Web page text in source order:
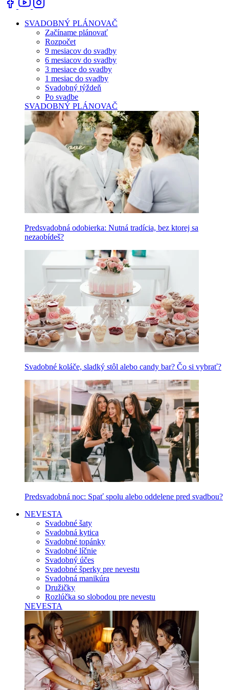
SVADOBNÝ PLÁNOVAČ
Začíname plánovať
Rozpočet
9 mesiacov do svadby
6 mesiacov do svadby
3 mesiace do svadby
1 mesiac do svadby
Svadobný týždeň
Po svadbe
SVADOBNÝ PLÁNOVAČ
Predsvadobná odobierka: Nutná tradícia, bez ktorej sa
nezaobídeš?
Svadobné koláče, sladký stôl alebo candy bar? Čo si vybrať?
Predsvadobná noc: Spať spolu alebo oddelene pred svadbou?
NEVESTA
Svadobné šaty
Svadobná kytica
Svadobné topánky
Svadobné líčnie
Svadobný účes
Svadobné šperky pre nevestu
Svadobná manikúra
Družičky
Rozlúčka so slobodou pre nevestu
NEVESTA